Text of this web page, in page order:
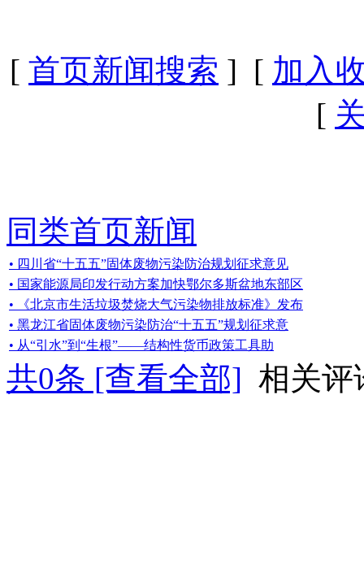
[ 首页新闻搜索 ] [ 加入
[
同类首页新闻
• 四川省“十五五”固体废物污染防治规划征求意见
• 国家能源局印发行动方案加快鄂尔多斯盆地东部区
• 《北京市生活垃圾焚烧大气污染物排放标准》发布
• 黑龙江省固体废物污染防治“十五五”规划征求意
• 从“引水”到“生根”——结构性货币政策工具助
共0条 [查看全部] 相关评